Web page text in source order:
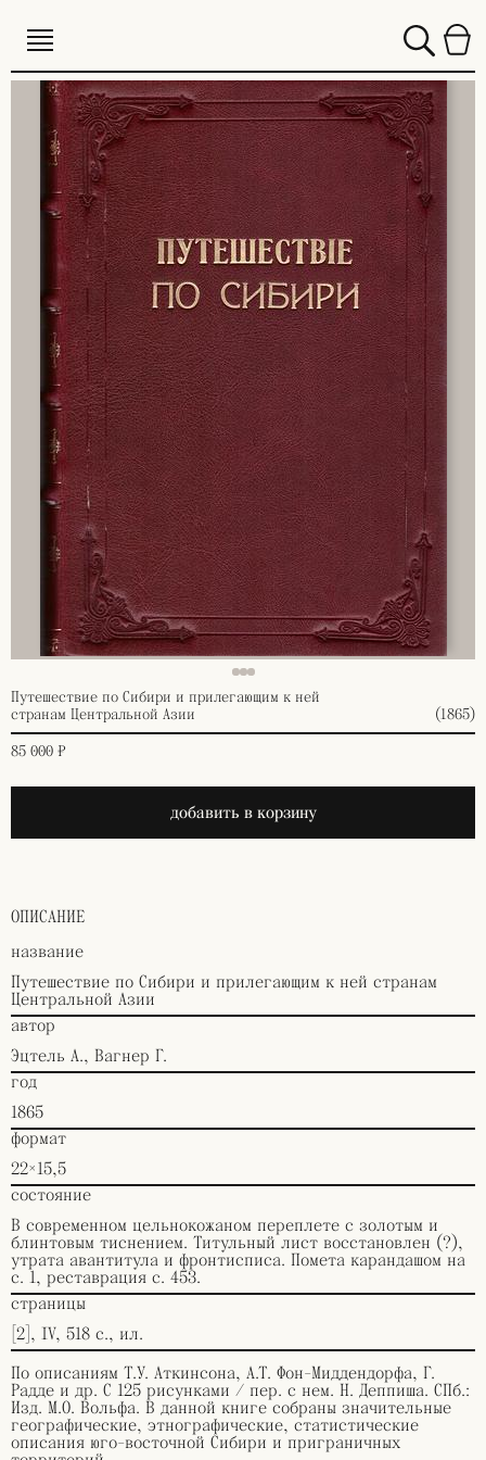
Путешествие по Сибири и прилегающим к ней
странам Центральной Азии
(1865)
85 000 ₽
добавить в корзину
ОПИСАНИЕ
название
Путешествие по Сибири и прилегающим к ней странам
Центральной Азии
автор
Эцтель А., Вагнер Г.
год
1865
формат
22×15,5
состояние
В современном цельнокожаном переплете с золотым и
блинтовым тиснением. Титульный лист восстановлен (?),
утрата авантитула и фронтисписа. Помета карандашом на
с. 1, реставрация с. 453.
страницы
[2], IV, 518 с., ил.
По описаниям Т.У. Аткинсона, А.Т. Фон-Миддендорфа, Г.
Радде и др. С 125 рисунками / пер. с нем. Н. Деппиша. СПб.:
Изд. М.О. Вольфа. В данной книге собраны значительные
географические, этнографические, статистические
описания юго-восточной Сибири и приграничных